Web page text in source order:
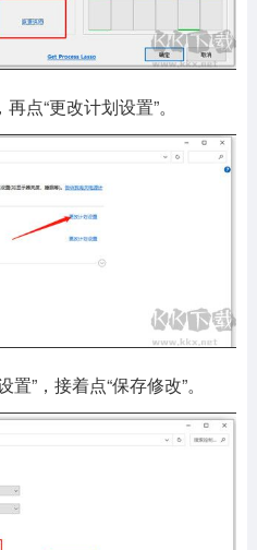
点“更改计划设置”。
”，接着点“保存修改”。